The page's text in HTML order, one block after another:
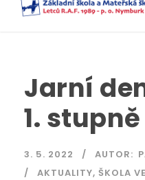
Jarní
1. stupně
3. 5. 2022 AUTOR:
AKTUALITY, ŠKOLA